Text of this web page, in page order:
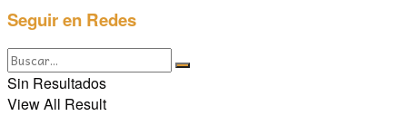
Seguir en Redes
Sin Resultados
View All Result